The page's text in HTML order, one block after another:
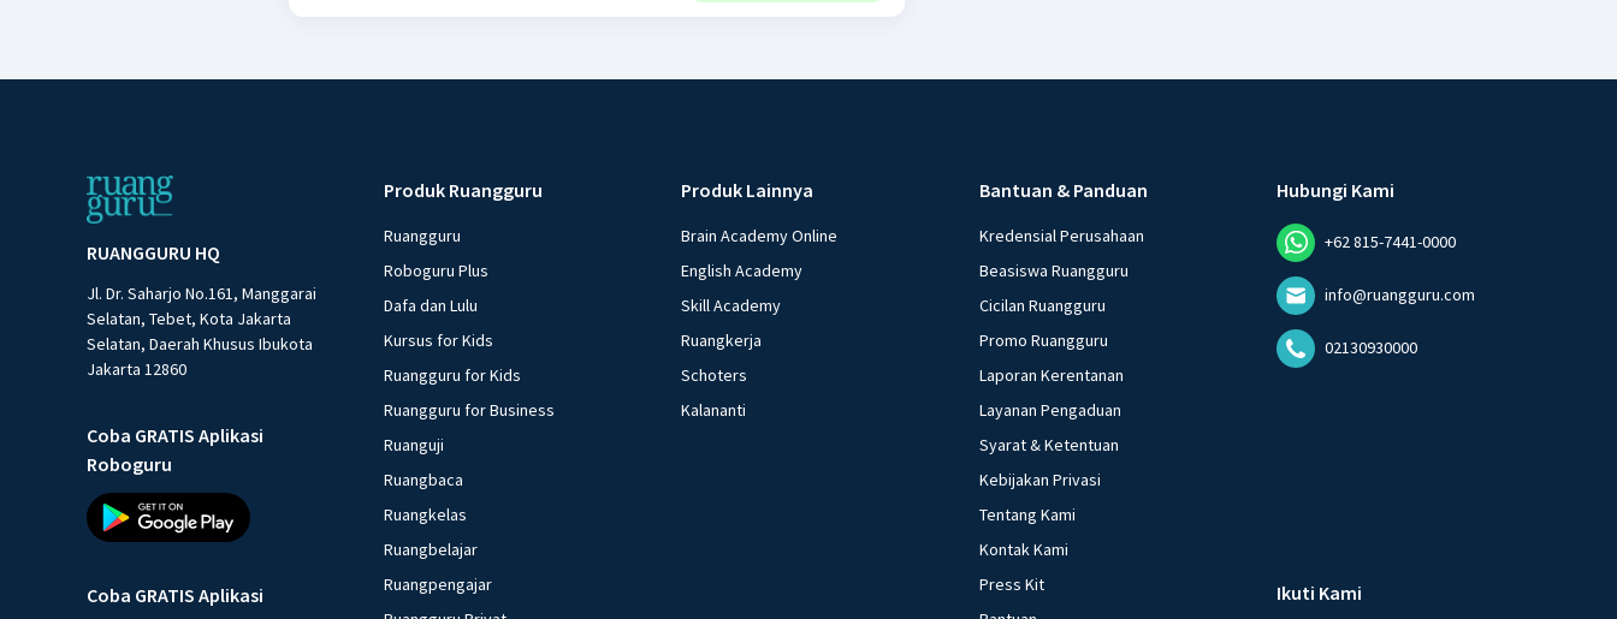
RUANGGURU HQ
Jl. Dr. Saharjo No.161, Manggarai
Selatan, Tebet, Kota Jakarta
Selatan, Daerah Khusus Ibukota
Jakarta 12860
Coba GRATIS Aplikasi
Roboguru
Coba GRATIS Aplikasi
Produk Ruangguru
Ruangguru
Roboguru Plus
Dafa dan Lulu
Kursus for Kids
Ruangguru for Kids
Ruangguru for Business
Ruanguji
Ruangbaca
Ruangkelas
Ruangbelajar
Ruangpengajar
Produk Lainnya
Brain Academy Online
English Academy
Skill Academy
Ruangkerja
Schoters
Kalananti
Bantuan & Panduan
Kredensial Perusahaan
Beasiswa Ruangguru
Cicilan Ruangguru
Promo Ruangguru
Laporan Kerentanan
Layanan Pengaduan
Syarat & Ketentuan
Kebijakan Privasi
Tentang Kami
Kontak Kami
Press Kit
Hubungi Kami
+62 815-7441-0000
info@ruangguru.com
02130930000
Ikuti Kami